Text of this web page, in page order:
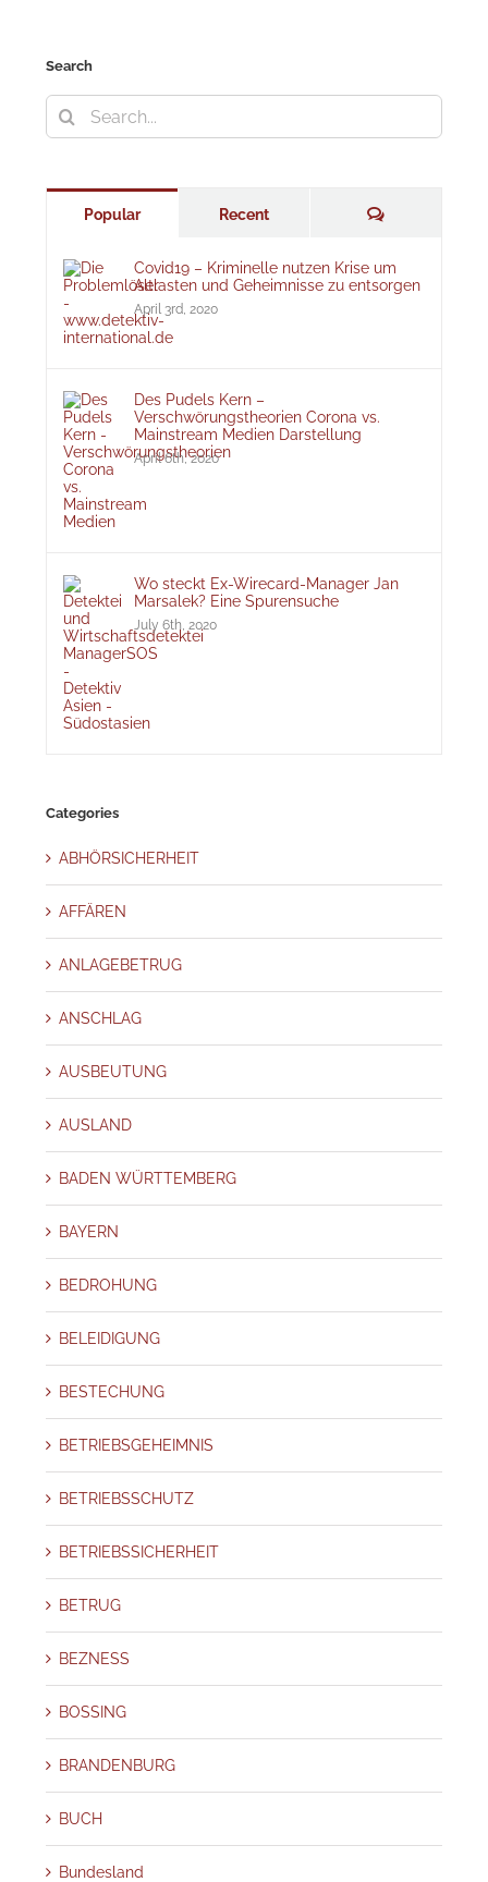
Search
Search
for:
Popular Recent Comments
Covid19 – Kriminelle nutzen Krise um
Altlasten und Geheimnisse zu entsorgen
April 3rd, 2020
Des Pudels Kern –
Verschwörungstheorien Corona vs.
Mainstream Medien Darstellung
April 6th, 2020
Wo steckt Ex-Wirecard-Manager Jan
Marsalek? Eine Spurensuche
July 6th, 2020
Categories
ABHÖRSICHERHEIT
AFFÄREN
ANLAGEBETRUG
ANSCHLAG
AUSBEUTUNG
AUSLAND
BADEN WÜRTTEMBERG
BAYERN
BEDROHUNG
BELEIDIGUNG
BESTECHUNG
BETRIEBSGEHEIMNIS
BETRIEBSSCHUTZ
BETRIEBSSICHERHEIT
BETRUG
BEZNESS
BOSSING
BRANDENBURG
BUCH
Bundesland